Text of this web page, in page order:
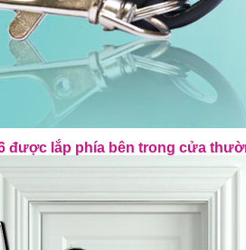
được lắp phía bên trong cửa